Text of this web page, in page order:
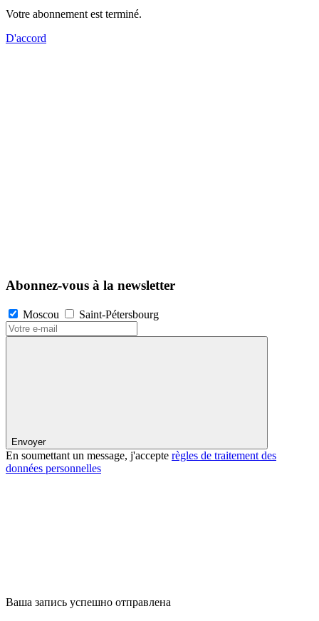
Votre abonnement est terminé.
D'accord
Abonnez-vous à la newsletter
Moscou Saint-Pétersbourg
Envoyer
En soumettant un message, j'accepte règles de traitement des
données personnelles
Ваша запись успешно отправлена